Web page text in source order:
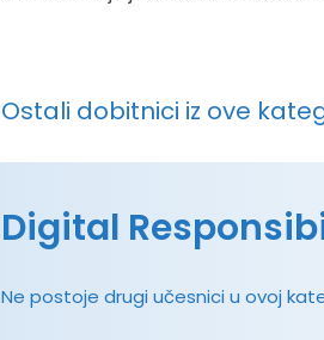
Ostali dobitnici iz ove
Digital
Ne postoje drugi učesnici u ovoj